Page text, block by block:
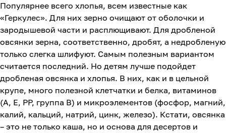
Популярнее всего хлопья, всем известные как
«Геркулес». Для них зерно очищают от оболочки и
зародышевой части и расплющивают. Для дробленой
овсянки зерна, соответственно, дробят, а недробленую
только слегка шлифуют. Самым полезным вариантом
считается последний. Но детям лучше подойдет
дробленая овсянка и хлопья. В них, как и в цельной
крупе, много полезной клетчатки и белка, витаминов
(А, Е, РР, группа В) и микроэлементов (фосфор, магний,
калий, кальций, натрий, цинк, железо). Кстати, овсянка
– это не только каша, но и основа для десертов и